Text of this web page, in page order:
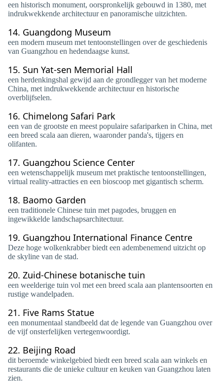
een historisch monument, oorspronkelijk gebouwd in 1380, met
indrukwekkende architectuur en panoramische uitzichten.
14. Guangdong Museum
een modern museum met tentoonstellingen over de geschiedenis
van Guangzhou en hedendaagse kunst.
15. Sun Yat-sen Memorial Hall
een herdenkingshal gewijd aan de grondlegger van het moderne
China, met indrukwekkende architectuur en historische
overblijfselen.
16. Chimelong Safari Park
een van de grootste en meest populaire safariparken in China, met
een breed scala aan dieren, waaronder panda's, tijgers en
olifanten.
17. Guangzhou Science Center
een wetenschappelijk museum met praktische tentoonstellingen,
virtual reality-attracties en een bioscoop met gigantisch scherm.
18. Baomo Garden
een traditionele Chinese tuin met pagodes, bruggen en
ingewikkelde landschapsarchitectuur.
19. Guangzhou International Finance Centre
Deze hoge wolkenkrabber biedt een adembenemend uitzicht op
de skyline van de stad.
20. Zuid-Chinese botanische tuin
een weelderige tuin vol met een breed scala aan plantensoorten en
rustige wandelpaden.
21. Five Rams Statue
een monumentaal standbeeld dat de legende van Guangzhou over
de vijf onsterfelijken vertegenwoordigt.
22. Beijing Road
dit beroemde winkelgebied biedt een breed scala aan winkels en
restaurants die de unieke cultuur en keuken van Guangzhou laten
zien.